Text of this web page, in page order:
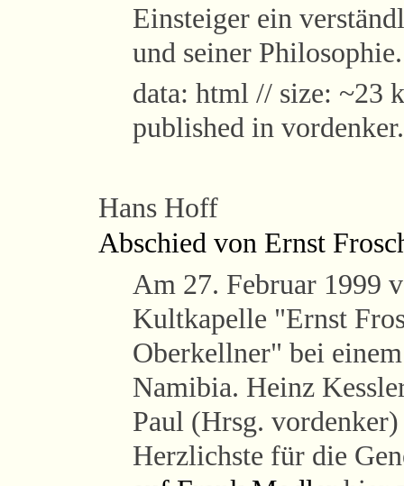
Einsteiger ein
und seiner
data: html // size: ~23
published in
Hans Hoff
Abschied von Ernst
Am 27. Februar 1999
Kultkapelle "Ernst
Oberkellner" bei
Namibia. Heinz
Paul (Hrsg.
Herzlichste für die